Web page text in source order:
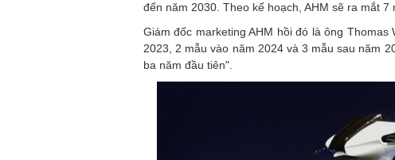
đến năm 2030. Theo kế hoạch, AHM sẽ ra mắt 7
Giám đốc marketing AHM hồi đó là ông
2023, 2 mẫu vào năm 2024 và 3 mẫu sau năm
ba năm đầu tiên".